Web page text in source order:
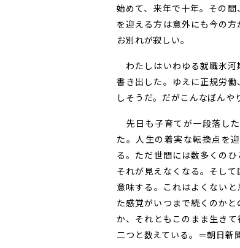
始めて、来年で十年。その
を迎える方は意外にも今の
お別れが寂しい。
わたしはいわゆる就職氷河
書き出した。ゆえに正規労
しそうだ。だがこんなぼんや
先日も子育てが一段落し
た。人生の着実な転換点を
る。ただ世間には数多くの
それが見えなくなる。そし
意味する。これはよくない
た感覚がいつまで続くのか
か、それともこのまま生き
二つと数えている。＝朝日